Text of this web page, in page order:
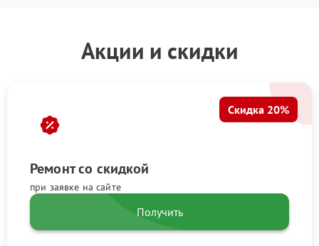
Акции и скидки
Ремонт со скидкой
при заявке на сайте
Скидка 20%
Получить